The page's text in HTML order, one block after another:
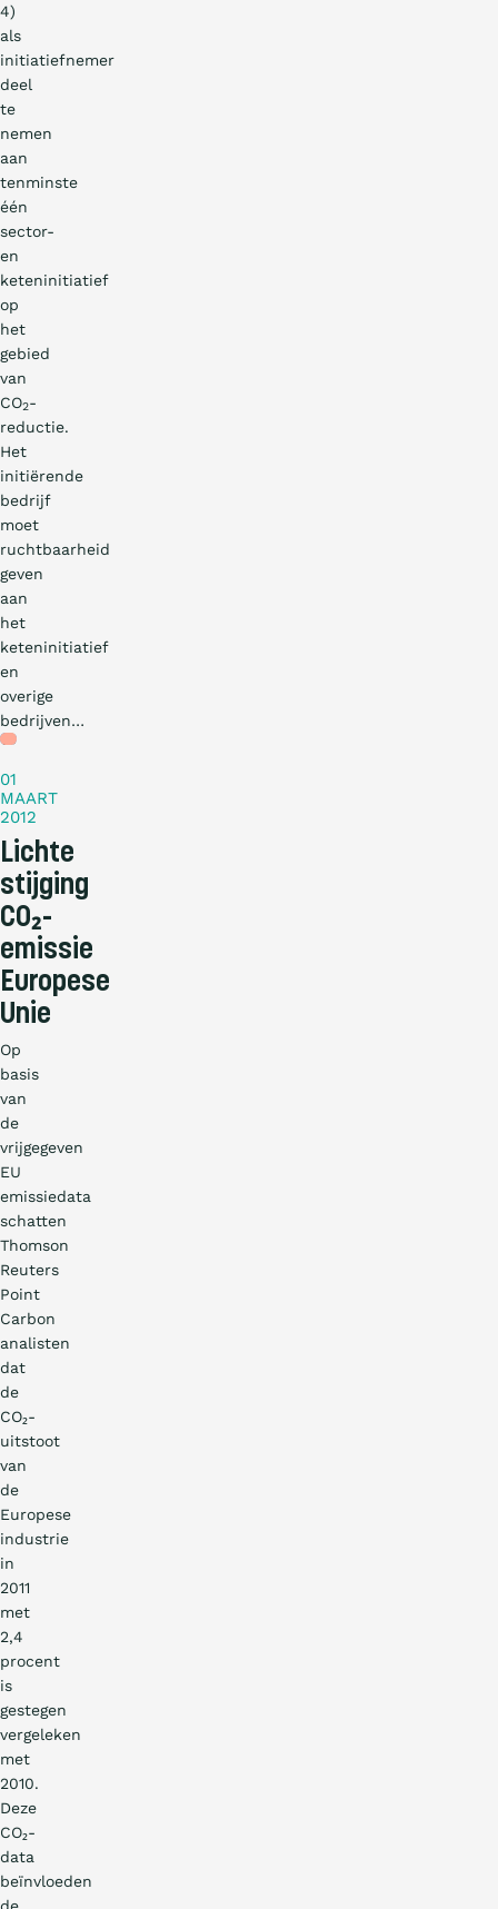
4)
als
initiatiefnemer
deel
te
nemen
aan
tenminste
één
sector-
en
keteninitiatief
op
het
gebied
van
CO2-
reductie.
Het
initiërende
bedrijf
moet
ruchtbaarheid
geven
aan
het
keteninitiatief
en
overige
bedrijven…
Nieuws
01
MAART
2012
Lichte
stijging
CO₂-
emissie
Europese
Unie
Op
basis
van
de
vrijgegeven
EU
emissiedata
schatten
Thomson
Reuters
Point
Carbon
analisten
dat
de
CO₂-
uitstoot
van
de
Europese
industrie
in
2011
met
2,4
procent
is
gestegen
vergeleken
met
2010.
Deze
CO₂-
data
beïnvloeden
NL